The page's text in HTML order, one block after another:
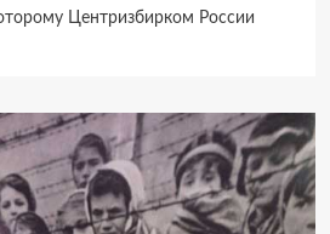
Центризбирком России